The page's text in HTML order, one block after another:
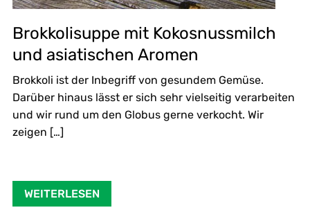
Brokkolisuppe mit Kokosnussmilch
und asiatischen Aromen
Brokkoli ist der Inbegriff von gesundem Gemüse.
Darüber hinaus lässt er sich sehr vielseitig verarbeiten
und wir rund um den Globus gerne verkocht. Wir
zeigen […]
WEITERLESEN